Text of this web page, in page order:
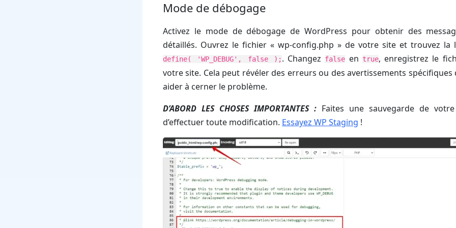
Mode de débogage
Activez le mode de débogage de WordPress pour obtenir des
détaillés. Ouvrez le fichier « wp-config.php » de votre site et trouvez la
define( 'WP_DEBUG', false );. Changez false en true, enregistrez le
votre site. Cela peut révéler des erreurs ou des avertissements
aider à cerner le problème.
D’ABORD LES CHOSES IMPORTANTES : Faites une sauvegarde de
d’effectuer toute modification. Essayez WP Staging !